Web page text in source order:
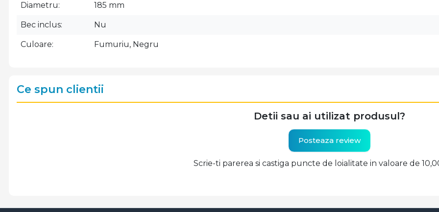
Diametru 185 mm
Bec inclus Nu
Culoare Fumuriu, Negru
Ce spun clientii
Detii sau ai utilizat produsul?
Posteaza review
Scrie-ti parerea si castiga puncte de loialitate in valoare de